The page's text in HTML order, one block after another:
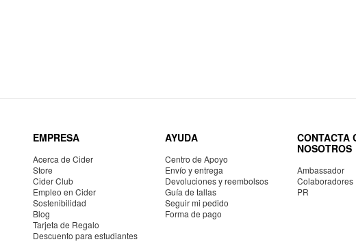
EMPRESA
Acerca de Cider
Store
Cider Club
Empleo en Cider
Sostenibilidad
Blog
Tarjeta de Regalo
Descuento para estudiantes
AYUDA
Centro de Apoyo
Envío y entrega
Devoluciones y reembolsos
Guía de tallas
Seguir mi pedido
Forma de pago
CONTACTA
NOSOTROS
Ambassador
Colaboradores
PR